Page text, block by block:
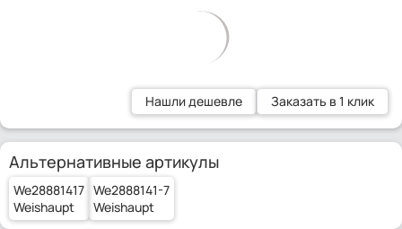
Нашли дешевле Заказать в 1 клик
Альтернативные артикулы
We28881417
Weishaupt
We2888141-7
Weishaupt